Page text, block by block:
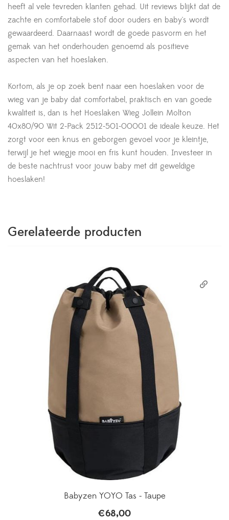
heeft al vele tevreden klanten gehad. Uit reviews blijkt dat de
zachte en comfortabele stof door ouders en baby's wordt
gewaardeerd. Daarnaast wordt de goede pasvorm en het
gemak van het onderhouden genoemd als positieve
aspecten van het hoeslaken.
Kortom, als je op zoek bent naar een hoeslaken voor de
wieg van je baby dat comfortabel, praktisch en van goede
kwaliteit is, dan is het Hoeslaken Wieg Jollein Molton
40x80/90 Wit 2-Pack 2512-501-00001 de ideale keuze. Het
zorgt voor een knus en geborgen gevoel voor je kleintje,
terwijl je het wiegje mooi en fris kunt houden. Investeer in
de beste nachtrust voor jouw baby met dit geweldige
hoeslaken!
Gerelateerde producten
Babyzen YOYO Tas - Taupe
€68,00